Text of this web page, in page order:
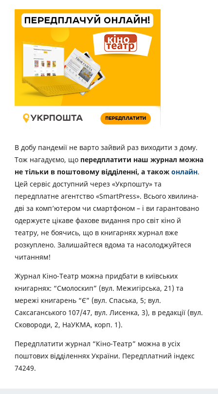
В добу пандемії не варто зайвий раз виходити з дому.
Тож нагадуємо, що передплатити наш журнал можна
не тільки в поштовому відділенні, а також онлайн.
Цей сервіс доступний через «Укрпошту» та
передплатне агентство «SmartPress». Всього хвилина-
дві за комп’ютером чи смартфоном – і ви гарантовано
одержуєте цікаве фахове видання про світ кіно й
театру, не боячись, що в книгарнях журнал вже
розкуплено. Залишайтеся вдома та насолоджуйтеся
читанням!
Журнал Кіно-Театр можна придбати в київських
книгарнях: “Смолоскип” (вул. Межигірська, 21) та
мережі книгарень “Є” (вул. Спаська, 5; вул.
Саксаганського 107/47, вул. Лисенка, 3), в редакції (вул.
Сковороди, 2, НаУКМА, корп. 1).
Передплатити журнал “Кіно-Театр” можна в усіх
поштових відділеннях України. Передплатний індекс
74249.